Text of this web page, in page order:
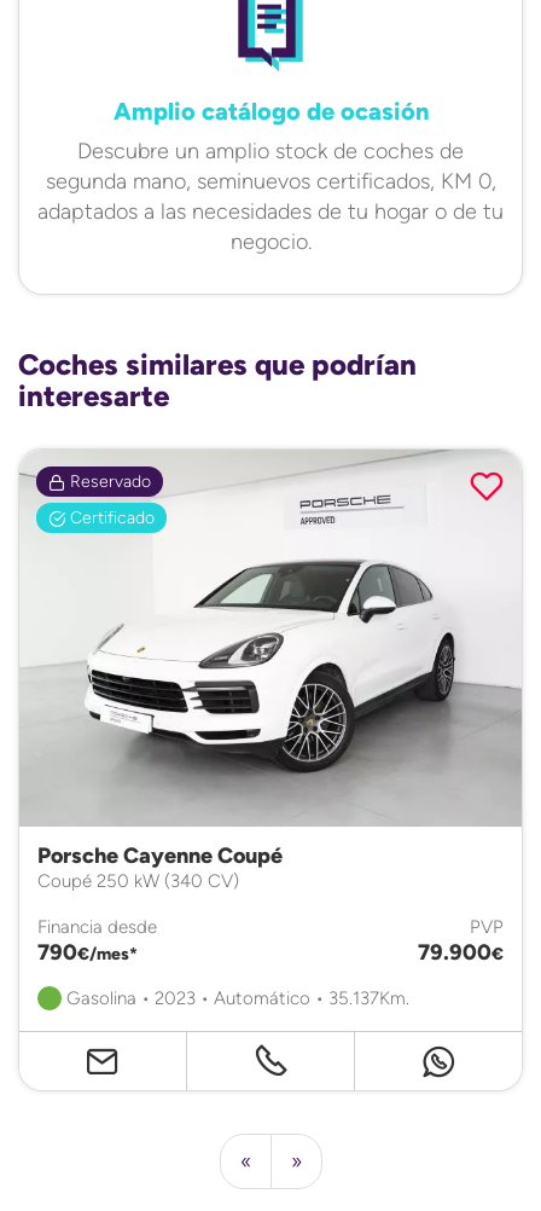
Amplio catálogo de ocasión
Descubre un amplio stock de coches de
segunda mano, seminuevos certificados, KM 0,
adaptados a las necesidades de tu hogar o de tu
negocio.
Coches similares que podrían
interesarte
Reservado
Certificado
Porsche Cayenne Coupé
Coupé 250 kW (340 CV)
Financia desde
790€/mes*
PVP
79.900€
Gasolina • 2023 • Automático • 35.137Km.
« »